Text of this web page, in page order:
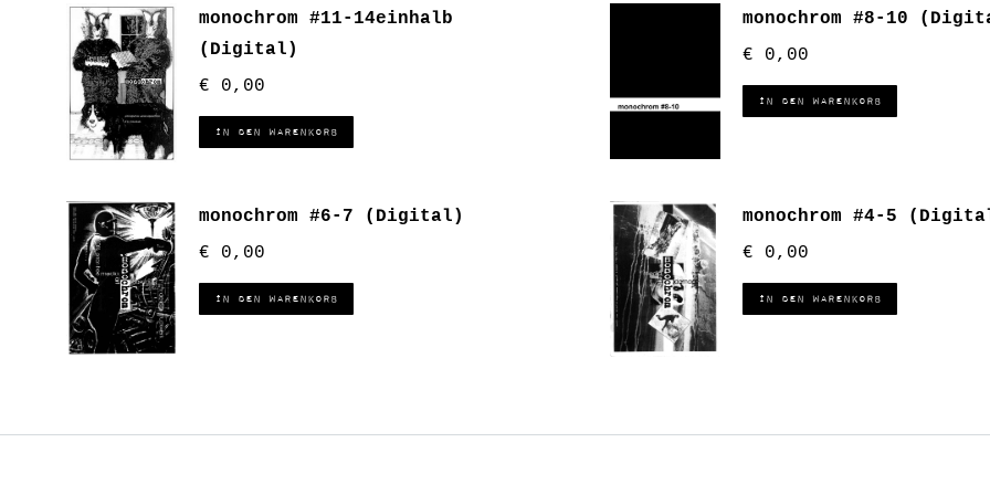
monochrom #11-14einhalb
(Digital)
€ 0,00
In den Warenkorb
monochrom #8-10
€ 0,00
In den Warenkorb
monochrom #6-7 (Digital)
€ 0,00
In den Warenkorb
monochrom #4-5
€ 0,00
In den Warenkorb